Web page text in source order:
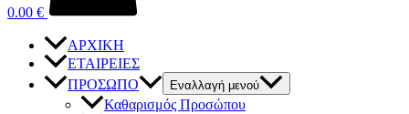
0.00 €
ΑΡΧΙΚΗ
ΕΤΑΙΡΕΙΕΣ
ΠΡΟΣΩΠΟ
Εναλλαγή μενού
Καθαρισμός Προσώπου